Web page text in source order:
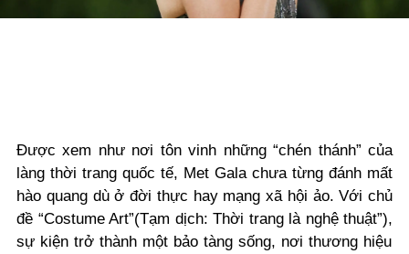
Được xem như nơi tôn vinh những “chén thánh” của
làng thời trang quốc tế, Met Gala chưa từng đánh mất
hào quang dù ở đời thực hay mạng xã hội ảo. Với chủ
đề “Costume Art”(Tạm dịch: Thời trang là nghệ thuật”),
sự kiện trở thành một bảo tàng sống, nơi thương hiệu